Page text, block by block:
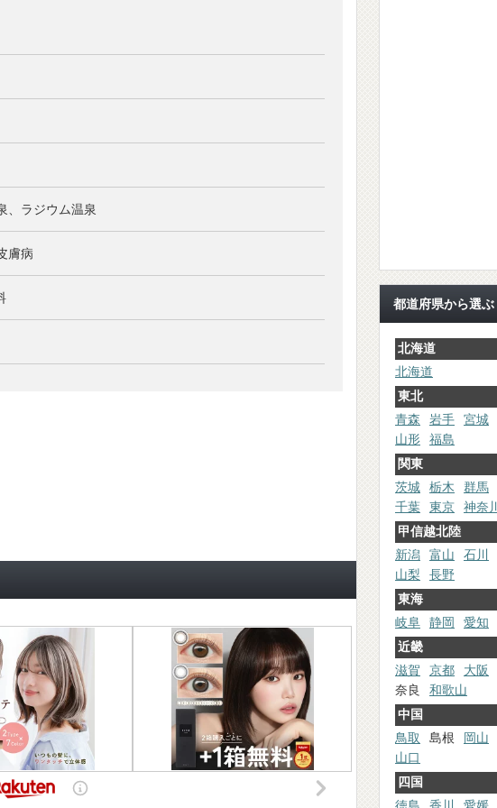
、ラジウム温泉
膚病
都道府県から選ぶ
北海道
北海道
東北
青森
岩手 宮城
山形
福島
関東
茨城
栃木 群馬
千葉
東京
神奈川
甲信越北陸
新潟
富山 石川
山梨
長野
東海
岐阜
静岡 愛知
近畿
滋賀
京都 大阪
奈良
和歌山
中国
鳥取
島根 岡山
山口
四国